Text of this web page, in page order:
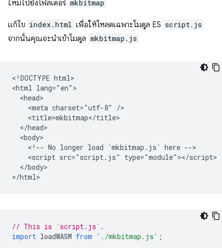
ใหม่ไปยังโฟลเดอร์ mkbitmap
แก้ไข index.html เพื่อให้โหลดเฉพาะโมดูล ES script.js
จากนั้นคุณจะนำเข้าโมดูล mkbitmap.js
<!DOCTYPE html>
<html lang="en">
  <head>
    <meta charset="utf-8" />
    <title>mkbitmap</title>
  </head>
  <body>
    <!-- No longer load `mkbitmap.js` here -->
    <script src="script.js" type="module"></script>
  </body>
// This is `script.js`.
import loadWASM from './mkbitmap.js' ;